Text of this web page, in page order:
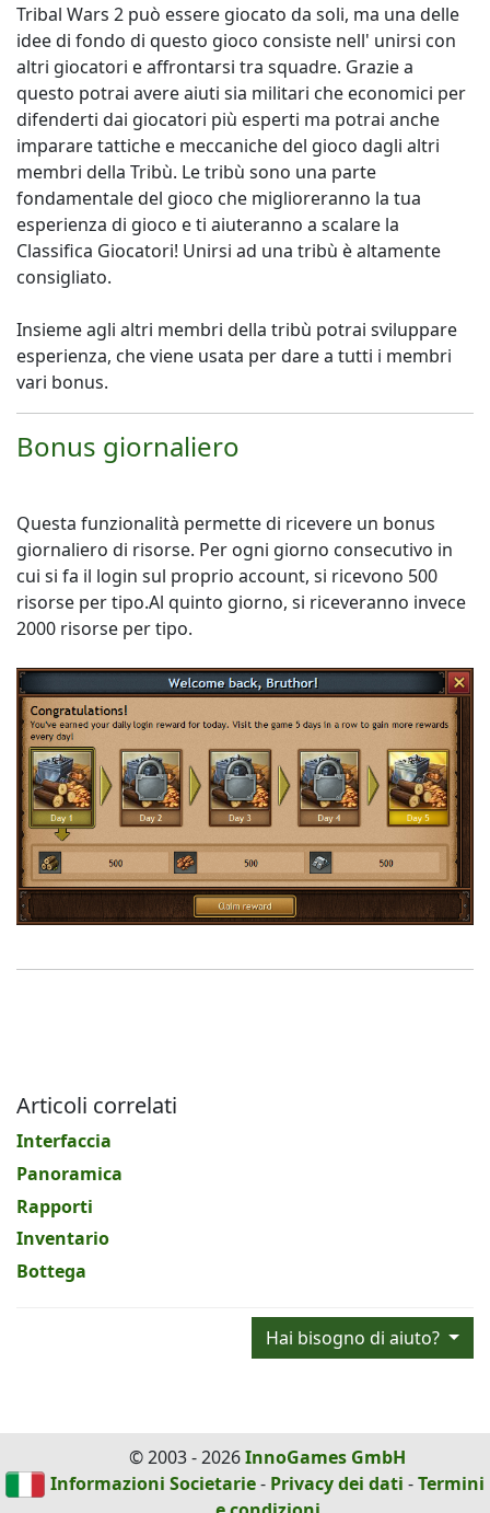
Tribal Wars 2 può essere giocato da soli, ma una delle
idee di fondo di questo gioco consiste nell' unirsi con
altri giocatori e affrontarsi tra squadre. Grazie a
questo potrai avere aiuti sia militari che economici per
difenderti dai giocatori più esperti ma potrai anche
imparare tattiche e meccaniche del gioco dagli altri
membri della Tribù. Le tribù sono una parte
fondamentale del gioco che miglioreranno la tua
esperienza di gioco e ti aiuteranno a scalare la
Classifica Giocatori! Unirsi ad una tribù è altamente
consigliato.
Insieme agli altri membri della tribù potrai sviluppare
esperienza, che viene usata per dare a tutti i membri
vari bonus.
Bonus giornaliero
Questa funzionalità permette di ricevere un bonus
giornaliero di risorse. Per ogni giorno consecutivo in
cui si fa il login sul proprio account, si ricevono 500
risorse per tipo.Al quinto giorno, si riceveranno invece
2000 risorse per tipo.
Articoli correlati
Interfaccia
Panoramica
Rapporti
Inventario
Bottega
Hai bisogno di aiuto?
© 2003 - 2026InnoGames GmbH
Informazioni Societarie- Privacy dei dati -Termini